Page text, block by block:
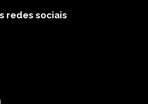
redes sociais